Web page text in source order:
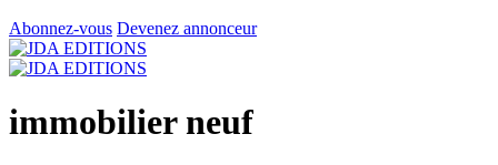
Abonnez-vous Devenez annonceur
immobilier neuf